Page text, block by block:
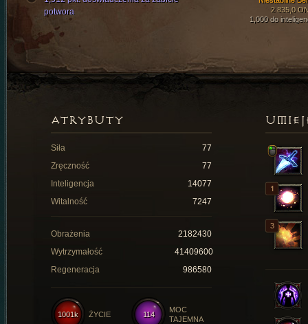
2 835,0
1,000 do
potwora
ATRYBUTY
Siła
77
Zręczność
77
Inteligencja
14077
Witalność
7247
Obrażenia
2182430
Wytrzymałość
41409600
Regeneracja
986580
114
MOC
TAJEMNA
1001k ŻYCIE